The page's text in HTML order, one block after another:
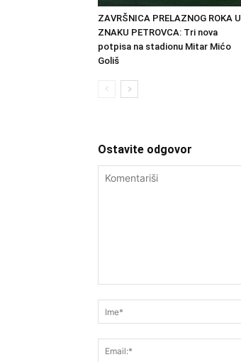
ZAVRŠNICA PRELAZNOG ROKA U
ZNAKU PETROVCA: Tri nova
potpisa na stadionu Mitar Mićo
Goliš
Ostavite odgovor